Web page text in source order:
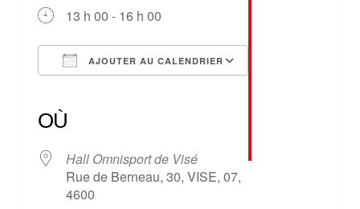
13 h 00 - 16 h 00
AJOUTER AU CALENDRIER
OÙ
Hall Omnisport de Visé
Rue de Berneau, 30, VISE, 07,
4600